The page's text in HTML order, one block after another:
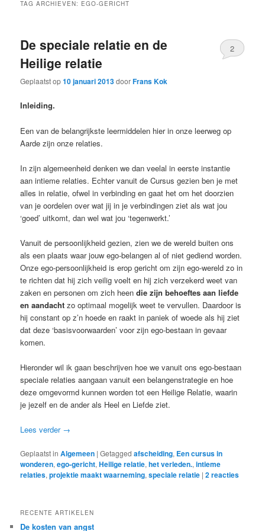
TAG ARCHIEVEN: EGO-GERICHT
De speciale relatie en de
Heilige relatie
Geplaatst op10 januari 2013doorFrans Kok
2
Inleiding.
Een van de belangrijkste leermiddelen hier in onze leerweg op
Aarde zijn onze relaties.
In zijn algemeenheid denken we dan veelal in eerste instantie
aan intieme relaties. Echter vanuit de Cursus gezien ben je met
alles in relatie, ofwel in verbinding en gaat het om het doorzien
van je oordelen over wat jij in je verbindingen ziet als wat jou
‘goed’ uitkomt, dan wel wat jou ‘tegenwerkt.’
Vanuit de persoonlijkheid gezien, zien we de wereld buiten ons
als een plaats waar jouw ego-belangen al of niet gediend worden.
Onze ego-persoonlijkheid is erop gericht om zijn ego-wereld zo in
te richten dat hij zich veilig voelt en hij zich verzekerd weet van
zaken en personen om zich heendie zijn behoeftes aan liefde
en aandacht zo optimaal mogelijk weet te vervullen. Daardoor is
hij constant op z’n hoede en raakt in paniek of woede als hij ziet
dat deze ‘basisvoorwaarden’ voor zijn ego-bestaan in gevaar
komen.
Hieronder wil ik gaan beschrijven hoe we vanuit ons ego-bestaan
speciale relaties aangaan vanuit een belangenstrategie en hoe
deze omgevormd kunnen worden tot een Heilige Relatie, waarin
je jezelf en de ander als Heel en Liefde ziet.
Lees verder →
Geplaatst in Algemeen |Getagged afscheiding, Een cursus in
wonderen,ego-gericht,Heilige relatie,het verleden.,intieme
relaties,projektie maakt waarneming,speciale relatie |2reacties
RECENTE ARTIKELEN
De kosten van angst